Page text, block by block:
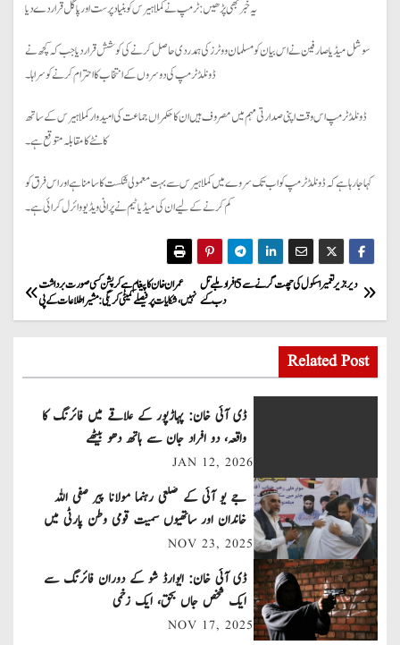
یہ خبر بھی پڑھیں : ٹرمپ نے کملا ہیرس کو بنیاد پرست اور پاگل قرار دے دیا
سوشل میڈیا صارفین نے اس بیان کو مسلمان ووٹرز کی ہمدردی حاصل کرنے کی کوشش قرار دیا جب کہ کچھ نے
ڈونلڈ ٹرمپ کی دوسروں کے انتخاب کا احترام کرنے کو سراہا۔
ڈونلڈ ٹرمپ اس وقت اپنی صدارتی مہم میں مصروف ہیں ان کا حکمراں جماعت کی امیدوار کملا ہیرس کے ساتھ
کانٹے کا مقابلہ متوقع ہے۔
کہا جا رہا ہے کہ ڈونلڈ ٹرمپ کو اب تک سروے میں کملا ہیرس سے بہت معمولی شکست کا سامنا ہے اور اس فرق کو
کم کرنے کے لیے ان کی میڈیا ٹیم نے پرانی ویڈیو وائرل کرائی ہے۔
P
o
s
t
a
v
i
g
a
عمران خان کا پیغام ہے کرپشن کسی صورت برداشت
نہیں، شکایات پر فیصلے کمیٹی کریگی: مشیر اطلاعات کے پی
دیر؛ زیر تعمیر اسکول کی چھت گرنے سے 5 افراد ملبے تل
دب گئے
Related Post
ڈی آئی خان: پہاڑپور کے علاقے میں فائرنگ کا
واقعہ، دو افراد جان سے ہاتھ دھو بیٹھے
JAN 12, 2026
جے یو آئی کے ضلعی رہنما مولانا پیر صفی اللہ
خاندان اور ساتھیوں سمیت قومی وطن پارٹی میں
شامل
NOV 23, 2025
ڈی آئی خان: ایوارڈ شو کے دوران فائرنگ سے
ایک شخص جاں بحق، ایک زخمی
NOV 17, 2025